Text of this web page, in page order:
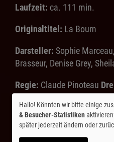
Laufzeit: ca. 111 min.
Originaltitel: La Boum
Darsteller: Sophie
Brasseur, Denise Grey,
Regie: Claude Pinoteau
Frankreich, 1980 Verleih:
Hallo! Könnten wir bitte einige
& Besucher-Statistiken
später jederzeit ändern oder